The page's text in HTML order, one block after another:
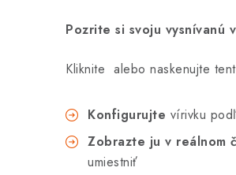
Pozrite si svoju vysnívanú
Kliknite alebo naskenujte
Konfigurujte vírivku
Zobrazte ju v reálnom
umiestniť